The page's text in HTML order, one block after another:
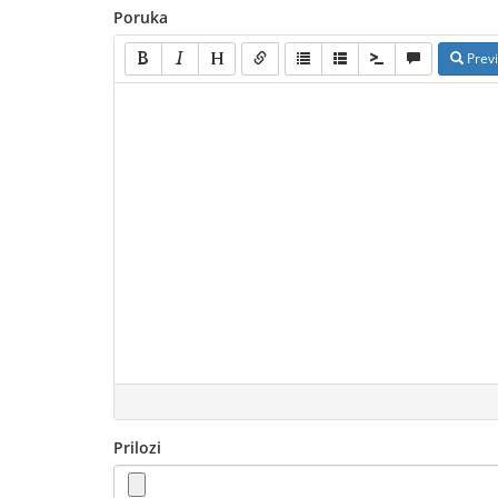
Poruka
Prilozi